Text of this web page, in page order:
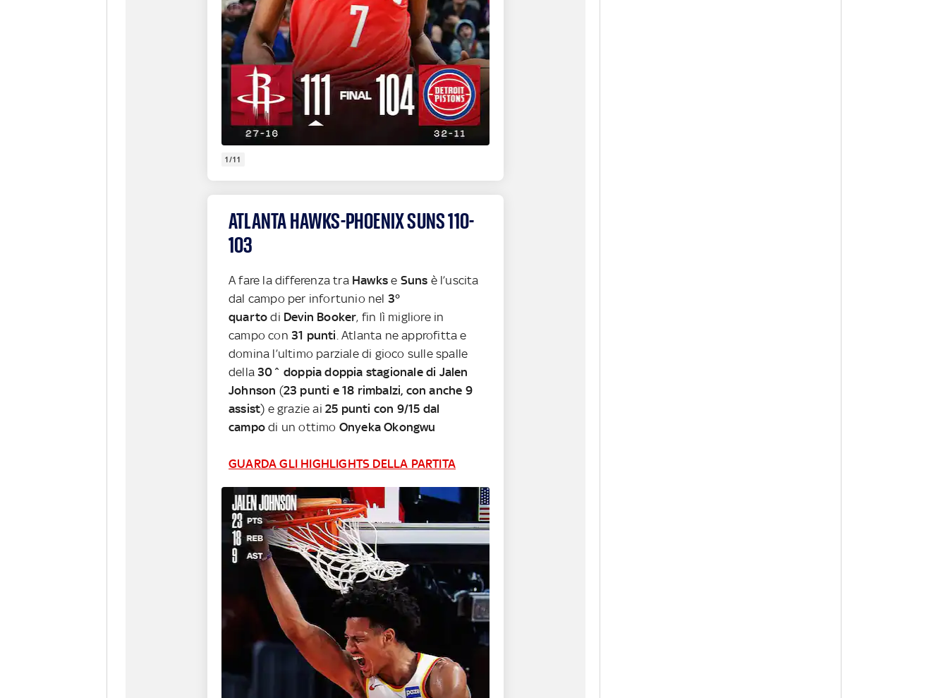
1/11
ATLANTA HAWKS-PHOENIX SUNS 110-
103
A fare la differenza tra Hawks e Suns è l’uscita
dal campo per infortunio nel 3°
quarto di Devin Booker, fin lì migliore in
campo con 31 punti. Atlanta ne approfitta e
domina l’ultimo parziale di gioco sulle spalle
della30^ doppia doppia stagionale di Jalen
Johnson (23 punti e 18 rimbalzi, con anche 9
assist) e grazie ai25 punti con 9/15 dal
campo di un ottimo Onyeka Okongwu
GUARDA GLI HIGHLIGHTS DELLA PARTITA